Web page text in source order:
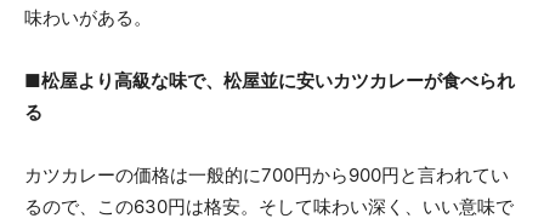
味わいがある。
■松屋より高級な味で、松屋並に安いカツカレーが食べられ
る
カツカレーの価格は一般的に700円から900円と言われてい
るので、この630円は格安。そして味わい深く、いい意味で